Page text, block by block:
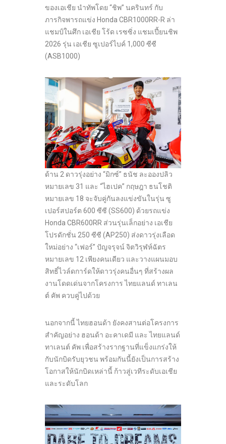
ของเอเชีย นำทัพโดย “ชิพ” นครินทร์ กับ
ภารกิจพารถแข่ง Honda CBR1000RR-R ล่า
แชมป์ในศึก เอเชีย โร้ด เรซซิ่ง แชมเปี้ยนชิพ
2026 รุ่น เอเชีย ซูเปอร์ไบค์ 1,000 ซีซี
(ASB1000)
ด้าน 2 ดาวรุ่งอย่าง “มิกซ์” ธนัช ละอองปลิว
หมายเลข 31 และ “ไฮเปค” กฤษฎา ธนโชติ
หมายเลข 18 จะจับคู่กันลงแข่งขันในรุ่น ซู
เปอร์สปอร์ต 600 ซีซี (SS600) ด้วยรถแข่ง
Honda CBR600RR ส่วนรุ่นเล็กอย่าง เอเชีย
โปรดักชั่น 250 ซีซี (AP250) ส่งดาวรุ่งเลือด
ใหม่อย่าง “เฟอร์” ปัญจรุจน์ จิตวิรุฬห์ฉัตร
หมายเลข 12 เพียงคนเดียว และวางแผนมอบ
สิทธิ์ไวล์ดการ์ดให้ดาวรุ่งคนอื่นๆ ที่สร้างผล
งานโดดเด่นจากโครงการ ไทยแลนด์ ทาเลน
ต์ คัพ ควบคู่ไปด้วย
นอกจากนี้ ไทยฮอนด้า ยังคงสานต่อโครงการ
สำคัญอย่าง ฮอนด้า อะคาเดมี และ ไทยแลนด์
ทาเลนต์ คัพ เพื่อสร้างรากฐานที่แข็งแกร่งให้
กับนักบิดรับยุวชน พร้อมกันนี้ยังเป็นการสร้าง
โอกาสให้นักบิดเหล่านี้ ก้าวสู่เวทีระดับเอเชีย
และระดับโลก